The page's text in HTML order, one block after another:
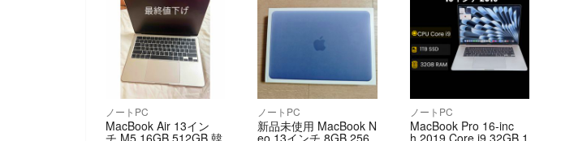
ノートPC
MacBook Air 13イン
チ M5 16GB 512GB 韓
ノートPC
新品未使用 MacBook N
eo 13インチ 8GB 256
ノートPC
MacBook Pro 16-inc
h 2019 Core i9 32GB 1